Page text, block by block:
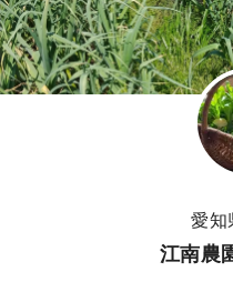
愛知
江南農